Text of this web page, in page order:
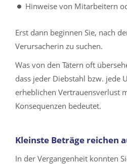
Hinweise von Mitarbeitern
Erst dann beginnen Sie, nach
Verursacherin zu suchen.
Was von den Tätern oft
dass jeder Diebstahl bzw. jede
erheblichen Vertrauensverlust
Konsequenzen bedeutet.
Kleinste Beträge reichen
In der Vergangenheit konnten